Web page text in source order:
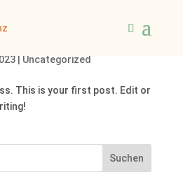
| Uncategorized
This is your first post. Edit or
Suchen